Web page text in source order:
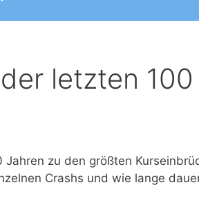
letzten 100
zu den größten
Crashs und wie lange